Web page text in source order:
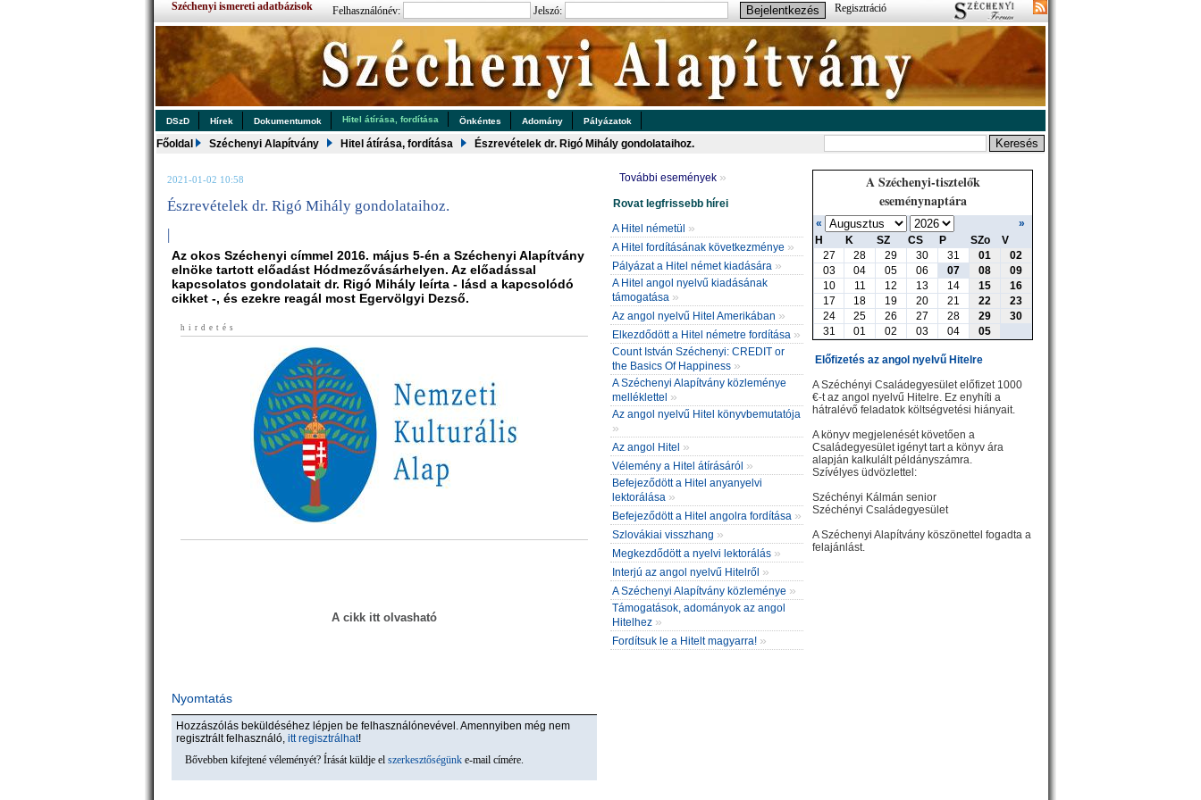
Széchenyi ismereti adatbázisok Felhasználónév: Jelszó: Regisztráció
DSzD Hírek Dokumentumok Hitel átírása, fordítása Önkéntes Adomány Pályázatok
Főoldal Széchenyi Alapítvány Hitel átírása, fordítása Észrevételek dr. Rigó Mihály gondolataihoz.
2021-01-02 10:58
Észrevételek dr. Rigó Mihály gondolataihoz.
|
Az okos Széchenyi címmel 2016. május 5-én a Széchenyi Alapítvány
elnöke tartott előadást Hódmezővásárhelyen. Az előadással
kapcsolatos gondolatait dr. Rigó Mihály leírta - lásd a kapcsolódó
cikket -, és ezekre reagál most Egervölgyi Dezső.
hirdetés
A cikk itt olvasható
Nyomtatás
Hozzászólás beküldéséhez lépjen be felhasználónevével. Amennyiben még nem
regisztrált felhasználó, itt regisztrálhat!
Bővebben kifejtené véleményét? Írását küldje el szerkesztőségünk e-mail címére.
További események »
Rovat legfrissebb hírei
A Hitel németül »
A Hitel fordításának következménye »
Pályázat a Hitel német kiadására »
A Hitel angol nyelvű kiadásának
támogatása »
Az angol nyelvű Hitel Amerikában »
Elkezdődött a Hitel németre fordítása »
Count István Széchenyi: CREDIT or
the Basics Of Happiness »
A Széchenyi Alapítvány közleménye
melléklettel »
Az angol nyelvű Hitel könyvbemutatója
»
Az angol Hitel »
Vélemény a Hitel átírásáról »
Befejeződött a Hitel anyanyelvi
lektorálása »
Befejeződött a Hitel angolra fordítása »
Szlovákiai visszhang »
Megkezdődött a nyelvi lektorálás »
Interjú az angol nyelvű Hitelről »
A Széchenyi Alapítvány közleménye »
Támogatások, adományok az angol
Hitelhez »
Fordítsuk le a Hitelt magyarra! »
A Széchenyi-tisztelők
eseménynaptára
«
»
H
K SZ CS P SZo
V
27
28 29 30 31 01
02
03
04 05 06 07 08
09
10
11 12 13 14 15
16
17
18 19 20 21 22
23
24
25 26 27 28 29
30
31
01 02 03 04 05
Előfizetés az angol nyelvű Hitelre
A Széchényi Családegyesület előfizet 1000
€-t az angol nyelvű Hitelre. Ez enyhíti a
hátralévő feladatok költségvetési hiányait.
A könyv megjelenését követően a
Családegyesület igényt tart a könyv ára
alapján kalkulált példányszámra.
Szívélyes üdvözlettel:
Széchényi Kálmán senior
Széchényi Családegyesület
A Széchenyi Alapítvány köszönettel fogadta a
felajánlást.